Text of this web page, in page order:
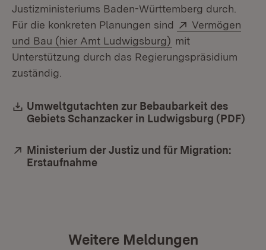
Justizministeriums Baden-Württemberg durch.
Für die konkreten Planungen sind
Extern:
Vermögen
und Bau (hier Amt Ludwigsburg) (Öffnet in neuem
mit
Unterstützung durch das Regierungspräsidium
zuständig.
Download:
Umweltgutachten zur Bebaubarkeit des
Gebiets Schanzacker in Ludwigsburg (PDF)
Extern:
Ministerium der Justiz und für Migration:
Erstaufnahme
Weitere Meldungen